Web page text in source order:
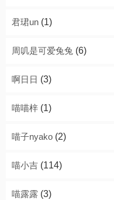
君珺un (1)
周叽是可爱兔兔 (6)
啊日日 (3)
喵喵梓 (1)
喵子nyako (2)
喵小吉 (114)
喵露露 (3)